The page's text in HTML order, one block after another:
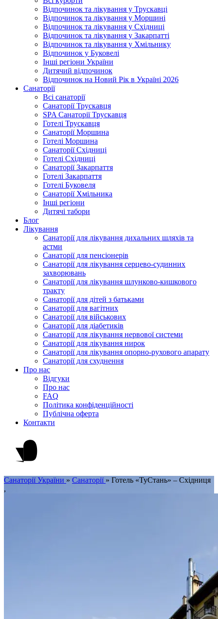
Відпочинок та лікування у Трускавці
Відпочинок та лікування у Моршині
Відпочинок та лікування у Східниці
Відпочинок та лікування у Закарпатті
Відпочинок та лікування у Хмільнику
Відпочинок у Буковелі
Інші регіони України
Дитячий відпочинок
Відпочинок на Новий Рік в Україні 2026
Санаторії
Всі санаторії
Санаторії Трускавця
SPA Санаторії Трускавця
Готелі Трускавця
Санаторії Моршина
Готелі Моршина
Санаторії Східниці
Готелі Східниці
Санаторії Закарпаття
Готелі Закарпаття
Готелі Буковеля
Санаторії Хмільника
Інші регіони
Дитячі табори
Блог
Лікування
Санаторії для лікування дихальних шляхів та
астми
Санаторії для пенсіонерів
Санаторії для лікування серцево-судинних
захворювань
Санаторії для лікування шлунково-кишкового
тракту
Санаторії для дітей з батьками
Санаторії для вагітних
Санаторії для військових
Санаторії для діабетиків
Санаторії для лікування нервової системи
Санаторії для лікування нирок
Санаторії для лікування опорно-рухового апарату
Санаторії для схуднення
Про нас
Відгуки
Про нас
FAQ
Політика конфіденційності
Публічна оферта
Контакти
Санаторії України » Санаторії » Готель «ТуСтань» – Східниця
,